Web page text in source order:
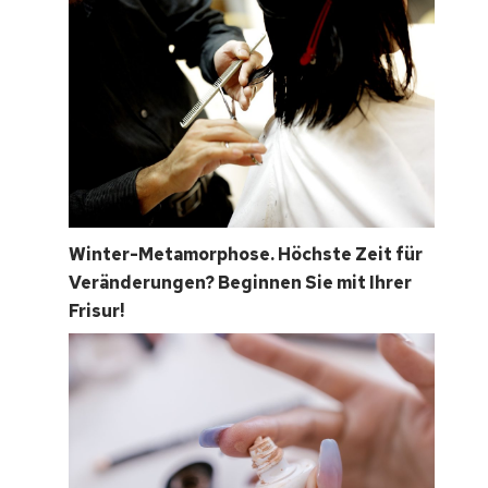
Winter-Metamorphose. Höchste Zeit für
Veränderungen? Beginnen Sie mit Ihrer
Frisur!